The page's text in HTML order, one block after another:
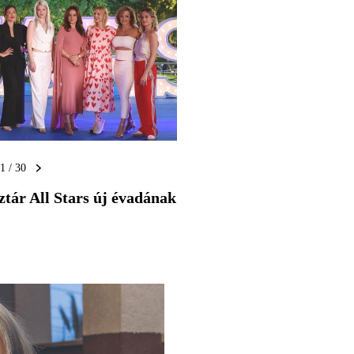
1 / 30
All Stars új évadának